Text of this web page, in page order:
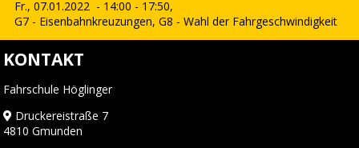
Fr., 07.01.2022 - 14:00 - 17:50,
G7 - Eisenbahnkreuzungen, G8 - Wahl der Fahrgeschwindigkeit
KONTAKT
Fahrschule Höglinger
Druckereistraße 7
4810 Gmunden